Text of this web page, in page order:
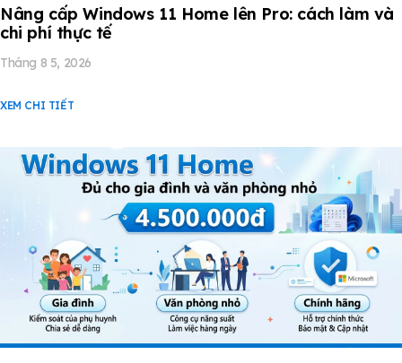
Nâng cấp Windows 11 Home lên Pro: cách làm và
chi phí thực tế
Tháng 8 5, 2026
XEM CHI TIẾT